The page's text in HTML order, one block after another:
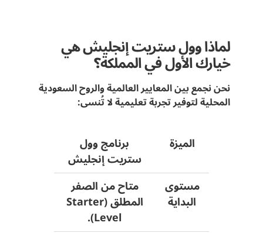
لماذا وول ستريت إنجليش هي
خيارك الأول في المملكة؟
نحن نجمع بين المعايير العالمية والروح السعودية
المحلية لتوفير تجربة تعليمية لا تُنسى:
الميزة برنامج وول
ستريت إنجليش
مستوى
البداية
متاح من الصفر
المطلق (Starter
Level).